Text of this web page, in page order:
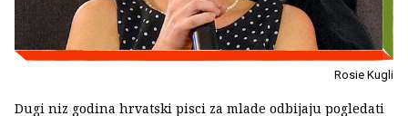
Rosie Kugli
Dugi niz godina hrvatski pisci za mlade odbijaju pogledati